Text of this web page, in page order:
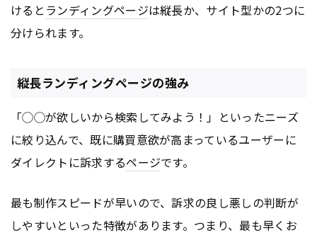
けると ランディングページは縦長か、サイト型かの2つに
分けられます。
縦長ランディングページの強み
「◯◯が欲しいから検索してみよう！」といったニーズ
に絞り込んで、既に購買意欲が高まっているユーザーに
ダイレクトに訴求するページです。
最も制作スピードが早いので、訴求の良し悪しの判断が
しやすいといった特徴があります。つまり、最も早くお